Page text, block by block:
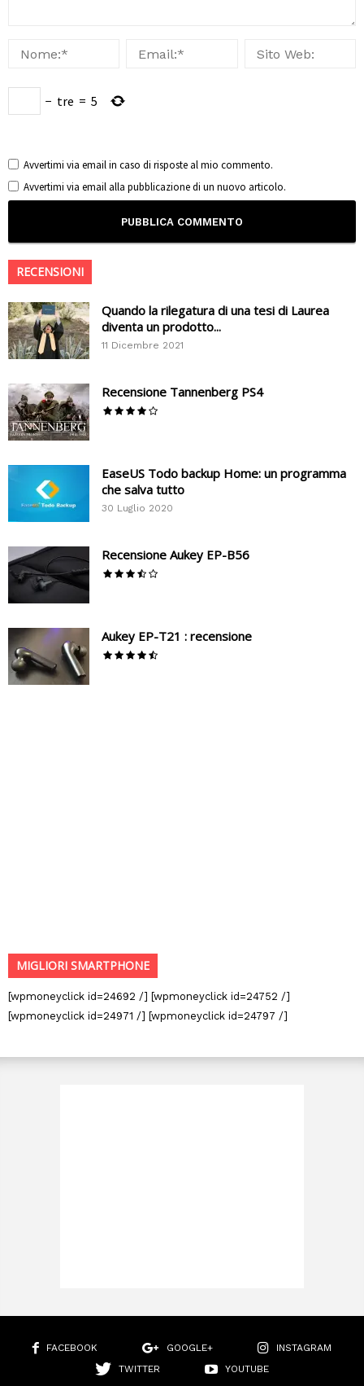
− tre = 5
Avvertimi via email in caso di risposte al mio commento.
Avvertimi via email alla pubblicazione di un nuovo articolo.
RECENSIONI
Quando la rilegatura di una tesi di Laurea
diventa un prodotto...
11 Dicembre 2021
Recensione Tannenberg PS4
EaseUS Todo backup Home: un programma
che salva tutto
30 Luglio 2020
Recensione Aukey EP-B56
Aukey EP-T21 : recensione
MIGLIORI SMARTPHONE
[wpmoneyclick id=24692 /] [wpmoneyclick id=24752 /]
[wpmoneyclick id=24971 /] [wpmoneyclick id=24797 /]
FACEBOOK GOOGLE+
INSTAGRAM
TWITTER
YOUTUBE